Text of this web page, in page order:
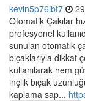
kevin5p76ibt7
Otomatik Çakılar
profesyonel
sunulan otomatik
bıçaklarıyla dikkat
kullanılarak hem
inçlik bıçak
kaplama sap...